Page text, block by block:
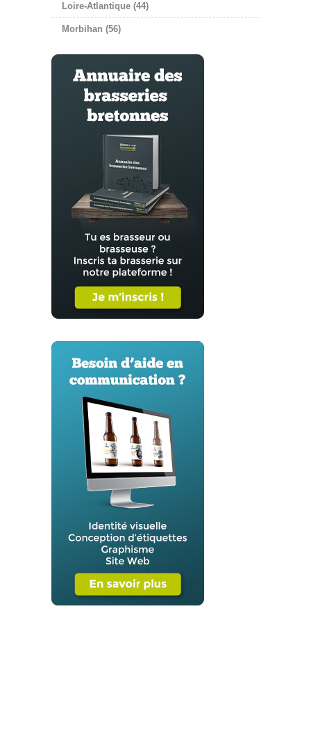
Loire-Atlantique (44)
Morbihan (56)